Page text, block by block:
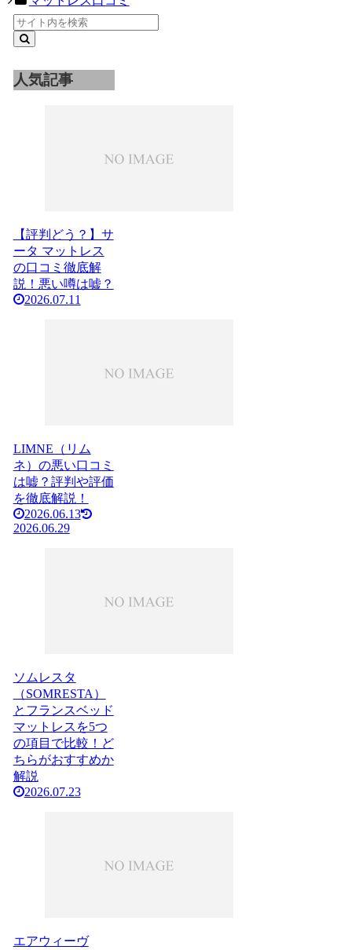
人気記事
【評判どう？】サ
ータ マットレス
の口コミ徹底解
説！悪い噂は嘘？
2026.07.11
LIMNE（リム
ネ）の悪い口コミ
は嘘？評判や評価
を徹底解説！
2026.06.13
2026.06.29
ソムレスタ
（SOMRESTA）
とフランスベッド
マットレスを5つ
の項目で比較！ど
ちらがおすすめか
解説
2026.07.23
エアウィーヴ